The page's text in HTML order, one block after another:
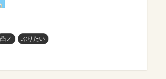
凸ノ ぶりたい